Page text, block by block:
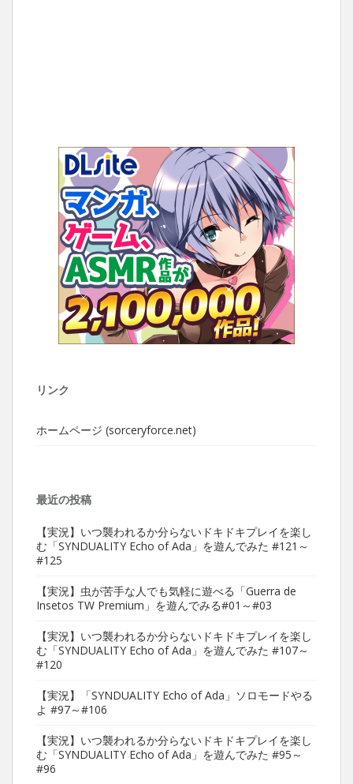
リンク
ホームページ (sorceryforce.net)
最近の投稿
【実況】いつ襲われるか分らないドキドキプレイを楽し
む「SYNDUALITY Echo of Ada」を遊んでみた #121～
#125
【実況】虫が苦手な人でも気軽に遊べる「Guerra de
Insetos TW Premium」を遊んでみる#01～#03
【実況】いつ襲われるか分らないドキドキプレイを楽し
む「SYNDUALITY Echo of Ada」を遊んでみた #107～
#120
【実況】「SYNDUALITY Echo of Ada」ソロモードやる
よ #97～#106
【実況】いつ襲われるか分らないドキドキプレイを楽し
む「SYNDUALITY Echo of Ada」を遊んでみた #95～
#96